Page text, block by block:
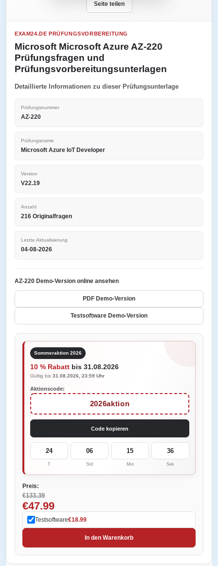
Seite teilen
EXAM24.DE PRÜFUNGSVORBEREITUNG
Microsoft Microsoft Azure AZ-220
Prüfungsfragen und
Prüfungsvorbereitungsunterlagen
Detaillierte Informationen zu dieser Prüfungsunterlage
Prüfungsnummer
AZ-220
Prüfungsname
Microsoft Azure IoT Developer
Version
V22.19
Anzahl
216 Originalfragen
Letzte Aktualisierung
04-08-2026
AZ-220 Demo-Version online ansehen
PDF Demo-Version
Testsoftware Demo-Version
Sommeraktion 2026
10 % Rabatt bis 31.08.2026
Gültig bis 31.08.2026, 23:59 Uhr
Aktionscode:
2026aktion
Code kopieren
24
T
06
Std
15
Min
36
Sek
Preis:
€133.39
€47.99
Testsoftware€18.99
In den Warenkorb